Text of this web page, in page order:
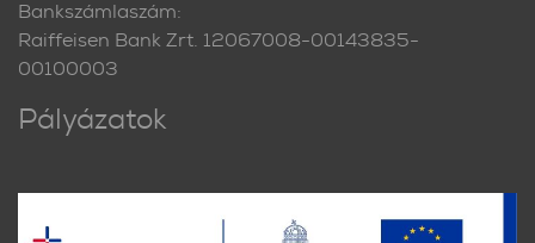
Bankszámlaszám:
Raiffeisen Bank Zrt. 12067008-00143835-
00100003
Pályázatok